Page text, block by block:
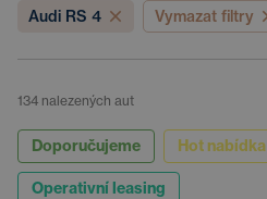
Audi RS 4 Vymazat filtry
134 nalezených aut
Doporučujeme Hot nabídka
Operativní leasing